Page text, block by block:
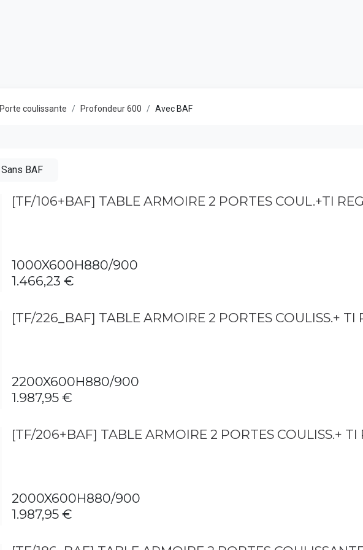
Porte coulissante Profondeur 600 Avec BAF
Sans BAF
[TF/106+BAF] TABLE ARMOIRE 2 PORTES COUL.+TI
1000X600H880/900
1.466,23 €
[TF/226_BAF] TABLE ARMOIRE 2 PORTES COULISS.+ TI
2200X600H880/900
1.987,95 €
[TF/206+BAF] TABLE ARMOIRE 2 PORTES COULISS.+ TI
2000X600H880/900
1.987,95 €